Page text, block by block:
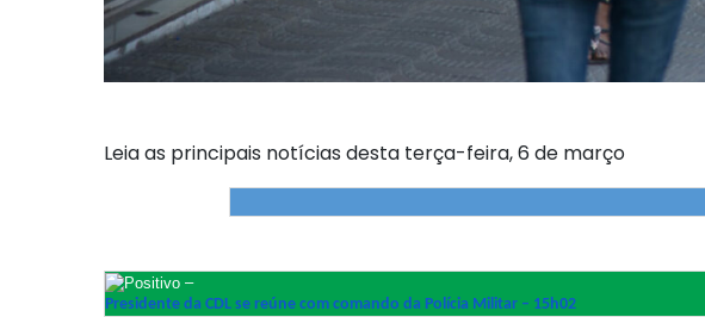
Leia as principais notícias desta terça-feira, 6 de março
–
Presidente da CDL se reúne com comando da Polícia Militar – 15h02